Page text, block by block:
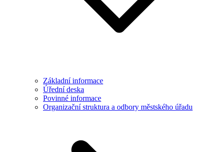
Základní informace
Úřední deska
Povinné informace
Organizační struktura a odbory městského úřadu